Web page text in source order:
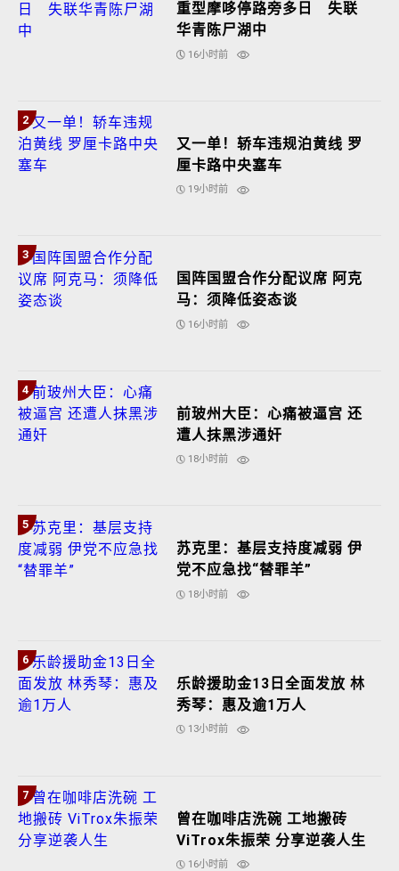
重型摩哆停路旁多日 失联
华青陈尸湖中
16小时前
2
又一单！轿车违规泊黄线 罗
厘卡路中央塞车
19小时前
3
国阵国盟合作分配议席 阿克
马：须降低姿态谈
16小时前
4
前玻州大臣：心痛被逼宫 还
遭人抹黑涉通奸
18小时前
5
苏克里：基层支持度减弱 伊
党不应急找“替罪羊”
18小时前
6
乐龄援助金13日全面发放 林
秀琴：惠及逾1万人
13小时前
7
曾在咖啡店洗碗 工地搬砖
ViTrox朱振荣 分享逆袭人生
16小时前